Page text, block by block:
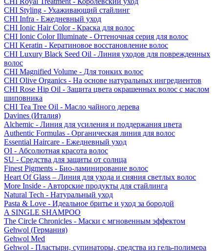
CHI Styling - Ухаживающий стайлинг
CHI Infra - Ежедневный уход
CHI Ionic Hair Color - Краска для волос
CHI Ionic Color Illuminate - Оттеночная серия для волос
CHI Keratin - Кератиновое восстановление волос
CHI Luxury Black Seed Oil - Линия уходов для поврежденных
волос
CHI Magnified Volume - Для тонких волос
CHI Olive Organics - На основе натуральных ингредиентов
CHI Rose Hip Oil - Защита цвета окрашенных волос с маслом
шиповника
CHI Tea Tree Oil - Масло чайного дерева
Davines (Италия)
Alchemic - Линия для усиления и поддержания цвета
Authentic Formulas - Органическая линия для волос
Essential Haircare - Eжедневный уход
OI - Абсолютная красота волос
SU - Средства для защиты от солнца
Finest Pigments - Био-ламинирование волос
Heart Of Glass – Линия для ухода и сияния светлых волос
More Inside - Авторские продукты для стайлинга
Natural Tech - Натуральный уход
Pasta & Love - Идеальное бритье и уход за бородой
A SINGLE SHAMPOO
The Circle Chronicles - Маски с мгновенным эффектом
Gehwol (Германия)
Gehwol Med
Gehwol - Пластыри, супинаторы, средства из гель-полимера